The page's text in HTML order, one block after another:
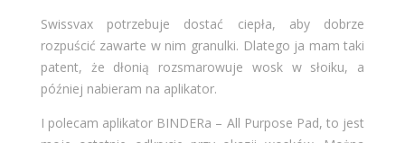
Swissvax potrzebuje dostać ciepła, aby dobrze
rozpuścić zawarte w nim granulki. Dlatego ja mam taki
patent, że dłonią rozsmarowuje wosk w słoiku, a
później nabieram na aplikator.
I polecam aplikator BINDERa – All Purpose Pad, to jest